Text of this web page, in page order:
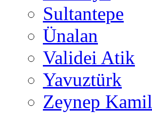
Sultantepe
Ünalan
Validei Atik
Yavuztürk
Zeynep Kamil